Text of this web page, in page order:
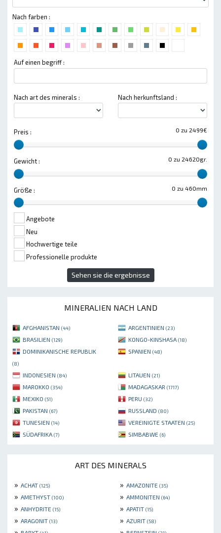
Nach farben :
Auf einen begriff :
Nach art des minerals : Nach herkunftsland :
0 zu 2499€
Preis :
0 zu 24620gr.
Gewicht :
0 zu 460mm
Größe :
Angebote
Neu
Hochwertige teile
Professionelle produkte
Sehen sie die ergebnisse
MINERALIEN NACH LAND
AFGHANISTAN (44) ARGENTINIEN (23)
BRASILIEN (129) KONGO-KINSHASA (18)
DOMINIKANISCHE REPUBLIK
(8)
SPANIEN (48)
INDONESIEN (84) LITAUEN (21)
MAROKKO (354) MADAGASKAR (1717)
MEXIKO (51) PERU (32)
PAKISTAN (67) RUSSLAND (80)
TUNESIEN (14) VEREINIGTE STAATEN (25)
SÜDAFRIKA (7) SIMBABWE (6)
ART DES MINERALS
» ACHAT (125) » AMAZONITE (35)
» AMETHYST (100) » AMMONITEN (64)
» ANHYDRITE (15) » APATIT (15)
» ARAGONIT (13) » AZURIT (58)